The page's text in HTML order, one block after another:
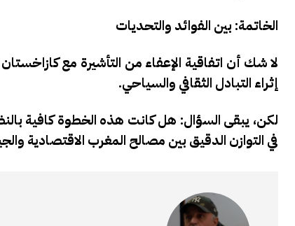
الخاتمة: بين الفوائد والتحديات
لا شك أن اتفاقية الإعفاء من التأشيرة مع
إثراء التبادل الثقافي والسياحي.
لكن، يبقى السؤال: هل كانت هذه الخطوة كافية
في التوازن الدقيق بين مصالح المغرب الاقتصادية